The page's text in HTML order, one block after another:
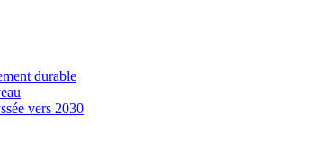
durable
vers 2030